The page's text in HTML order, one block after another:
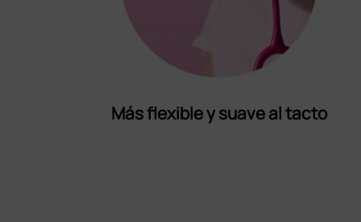
Más flexible y suave al tacto